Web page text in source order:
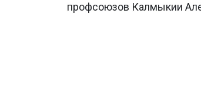
профсоюзов Калмыкии